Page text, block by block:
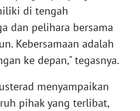
di tengah
dan pelihara bersama
Kebersamaan adalah
ke depan," tegasnya.
menyampaikan
pihak yang terlibat,